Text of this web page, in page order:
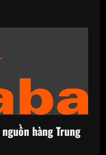
hàng Trung